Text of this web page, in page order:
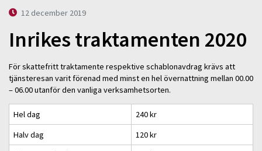
12 december 2019
Inrikes traktamenten 2020
För skattefritt traktamente respektive schablonavdrag krävs att
tjänsteresan varit förenad med minst en hel övernattning mellan 00.00
– 06.00 utanför den vanliga verksamhetsorten.
Hel dag
240 kr
Halv dag
120 kr